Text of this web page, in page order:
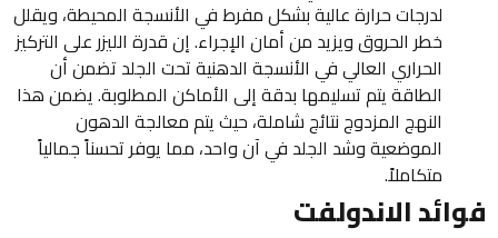
لدرجات حرارة عالية بشكل مفرط في الأنسجة المحيطة، ويقلل
خطر الحروق ويزيد من أمان الإجراء. إن قدرة الليزر على التركيز
الحراري العالي في الأنسجة الدهنية تحت الجلد تضمن أن
الطاقة يتم تسليمها بدقة إلى الأماكن المطلوبة. يضمن هذا
النهج المزدوج نتائج شاملة، حيث يتم معالجة الدهون
الموضعية وشد الجلد في آن واحد، مما يوفر تحسناً جمالياً
متكاملاً.
فوائد الاندولفت